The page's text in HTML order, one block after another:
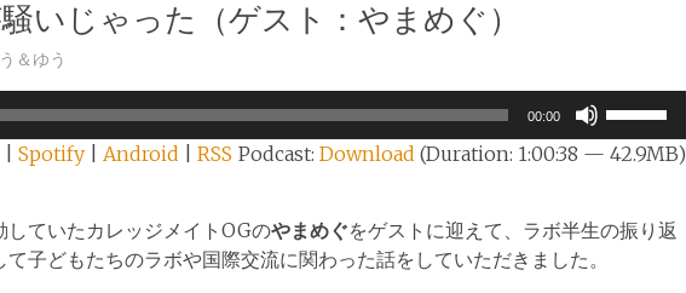
いじゃった（ゲスト：やまめぐ）
＆ゆう
00:00
Arrow
to
Podcast:Download (Duration: 1:00:38 — 42.9MB)
Spotify Android
RSS
ていたカレッジメイトOGのやまめぐをゲストに迎えて、ラボ半生の振り返
子どもたちのラボや国際交流に関わった話をしていただきました。